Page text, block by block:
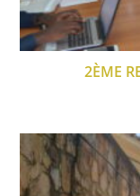
2ÈME